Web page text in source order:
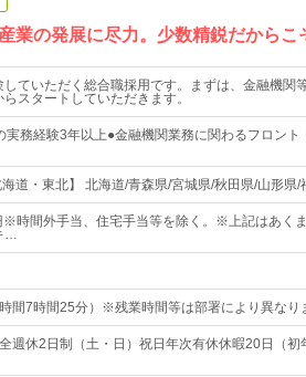
業の発展に尽力。少数精鋭だからこ
ていただく総合職採用です。まずは、金融機関
スタートしていただきます。
実務経験3年以上●金融機関業務に関わるフロン
道・東北】 北海道/青森県/宮城県/秋田県/山形県
※時間外手当、住宅手当等を除く。※上記はあく
…
間7時間25分）※残業時間等は部署により異なり
週休2日制（土・日）祝日年次有休休暇20日（初